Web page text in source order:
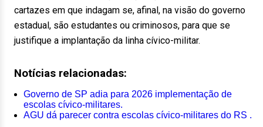
cartazes em que indagam se, afinal, na visão do governo
estadual, são estudantes ou criminosos, para que se
justifique a implantação da linha cívico-militar.
Notícias relacionadas:
Governo de SP adia para 2026 implementação de
escolas cívico-militares.
AGU dá parecer contra escolas cívico-militares do RS .